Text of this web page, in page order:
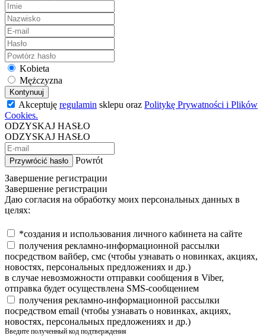
Kobieta
Mężczyzna
Kontynuuj
Akceptuję regulamin sklepu oraz Politykę Prywatności i Plików
Cookies.
ODZYSKAJ HASŁO
ODZYSKAJ HASŁO
Przywrócić hasło
Powrót
Завершение регистрации
Завершение регистрации
Даю согласия на обработку моих персональных данных в
целях:
*создания и использования личного кабинета на сайте
получения рекламно-информационной рассылки
посредством вайбер, смс (чтобы узнавать о новинках, акциях,
новостях, персональных предложениях и др.)
в случае невозможности отправки сообщения в Viber,
отправка будет осуществлена SMS-сообщением
получения рекламно-информационной рассылки
посредством email (чтобы узнавать о новинках, акциях,
новостях, персональных предложениях и др.)
Введите полученный код подтверждения